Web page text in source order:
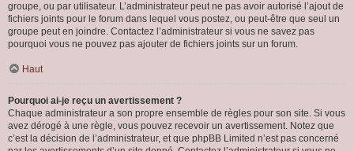
groupe, ou par utilisateur. L’administrateur peut ne pas avoir autorisé l’ajout de
fichiers joints pour le forum dans lequel vous postez, ou peut-être que seul un
groupe peut en joindre. Contactez l’administrateur si vous ne savez pas
pourquoi vous ne pouvez pas ajouter de fichiers joints sur un forum.
Haut
Pourquoi ai-je reçu un avertissement ?
Chaque administrateur a son propre ensemble de règles pour son site. Si vous
avez dérogé à une règle, vous pouvez recevoir un avertissement. Notez que
c’est la décision de l’administrateur, et que phpBB Limited n’est pas concerné